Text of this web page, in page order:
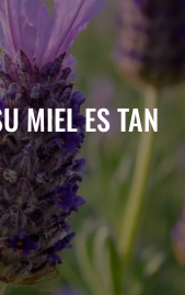
MIEL ES TAN